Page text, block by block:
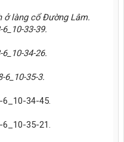
ở làng cổ Đường Lâm.